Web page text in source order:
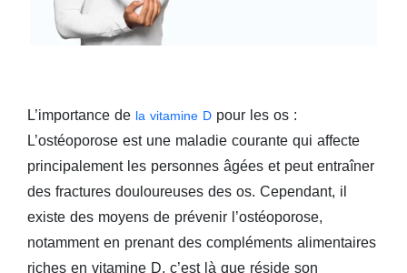
L’importance de la vitamine D pour les os :
L’ostéoporose est une maladie courante qui affecte
principalement les personnes âgées et peut entraîner
des fractures douloureuses des os. Cependant, il
existe des moyens de prévenir l’ostéoporose,
notamment en prenant des compléments alimentaires